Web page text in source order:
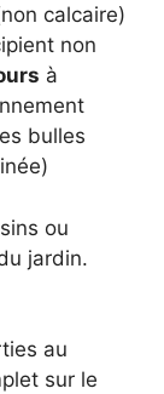
calcaire)
non
à
bulles
ou
jardin.
au
sur le